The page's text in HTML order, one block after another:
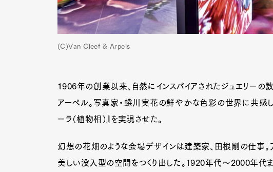
(C)Van Cleef & Arpels
1906年の創業以来、自然にインスパイアされたジュエリーの
アーペル。写真家・蜷川実花の鮮やかな色彩の世界に共感
ーラ（植物相）』を実現させた。
幻想の花畑のような会場デザインは建築家、田根剛の仕事。
美しい没入型の空間をつくり出した。1920年代〜2000年代